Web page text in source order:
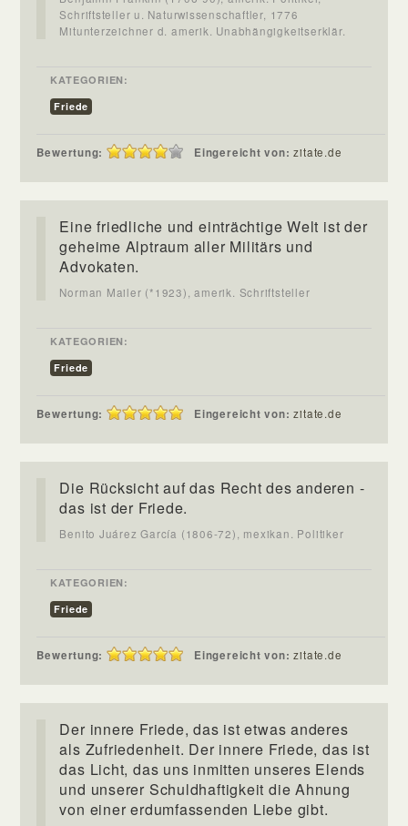
Schriftsteller u. Naturwissenschaftler, 1776
Mitunterzeichner d. amerik. Unabhängigkeitserklär.
KATEGORIEN:
Friede
Bewertung: Eingereicht von:zitate.de
Eine friedliche und einträchtige Welt ist der
geheime Alptraum aller Militärs und
Advokaten.
Norman Mailer (*1923), amerik. Schriftsteller
KATEGORIEN:
Friede
Bewertung: Eingereicht von:zitate.de
Die Rücksicht auf das Recht des anderen -
das ist der Friede.
Benito Juárez García (1806-72), mexikan. Politiker
KATEGORIEN:
Friede
Bewertung: Eingereicht von:zitate.de
Der innere Friede, das ist etwas anderes
als Zufriedenheit. Der innere Friede, das ist
das Licht, das uns inmitten unseres Elends
und unserer Schuldhaftigkeit die Ahnung
von einer erdumfassenden Liebe gibt.